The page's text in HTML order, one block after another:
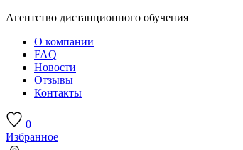
Агентство дистанционного обучения
О компании
FAQ
Новости
Отзывы
Контакты
0
Избранное